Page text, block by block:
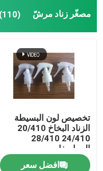
زجاجة مستحضرات
عصا مزيل العرق فارغة
زجاجة مستحضرات
زجاجة من الزيت العطري
مصغّر زناد مرشّ (110)
تخصيص لون البسيطة
الزناد البخاخ 20/410
24/410 28/410
المواصفات
افضل سعر